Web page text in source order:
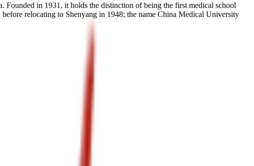
in 1931, it holds the distinction of being the first medical school
relocating to Shenyang in 1948; the name China Medical University